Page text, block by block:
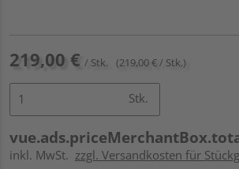
219,00 € / Stk. (219,00 € / Stk.)
Stk.
inkl. MwSt. zzgl. Versandkosten für